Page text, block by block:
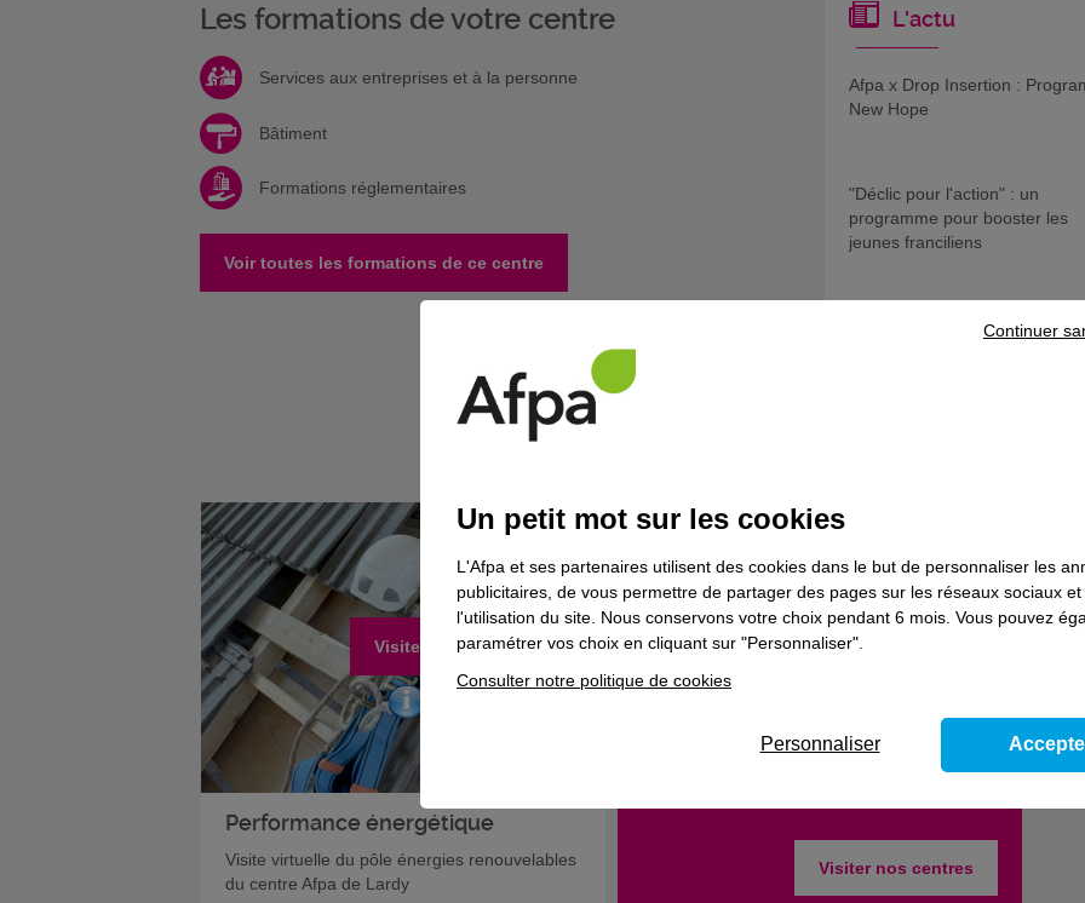
Les formations de votre centre
Services aux entreprises et à la personne
Bâtiment
Formations réglementaires
Voir toutes les formations de ce centre
L'actu
Afpa x Drop Insertion :
New Hope
"Déclic pour l'action" : un
programme pour booster les
jeunes franciliens
Les rendez-vous VAE d'Ile-de-
Visiter
Performance énergétique
Visite virtuelle du pôle énergies renouvelables
du centre Afpa de Lardy
centres de formations
si vous y étiez grâce à nos visites virtuelles !
Visiter nos centres
Un petit mot sur les cookies
L'Afpa et ses partenaires utilisent des cookies dans le but de personnaliser les
publicitaires, de vous permettre de partager des pages sur les réseaux sociaux
l'utilisation du site. Nous conservons votre choix pendant 6 mois. Vous pouvez
paramétrer vos choix en cliquant sur "Personnaliser".
Consulter notre politique de cookies
Continuer
Personnaliser